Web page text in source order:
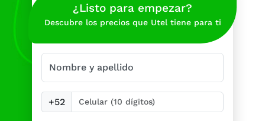
¿Listo para empezar?
Descubre los precios que Utel tiene para ti
Nombre y apellido
+52